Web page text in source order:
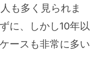
も多く見られま
に、しかし10年以
ースも非常に多い